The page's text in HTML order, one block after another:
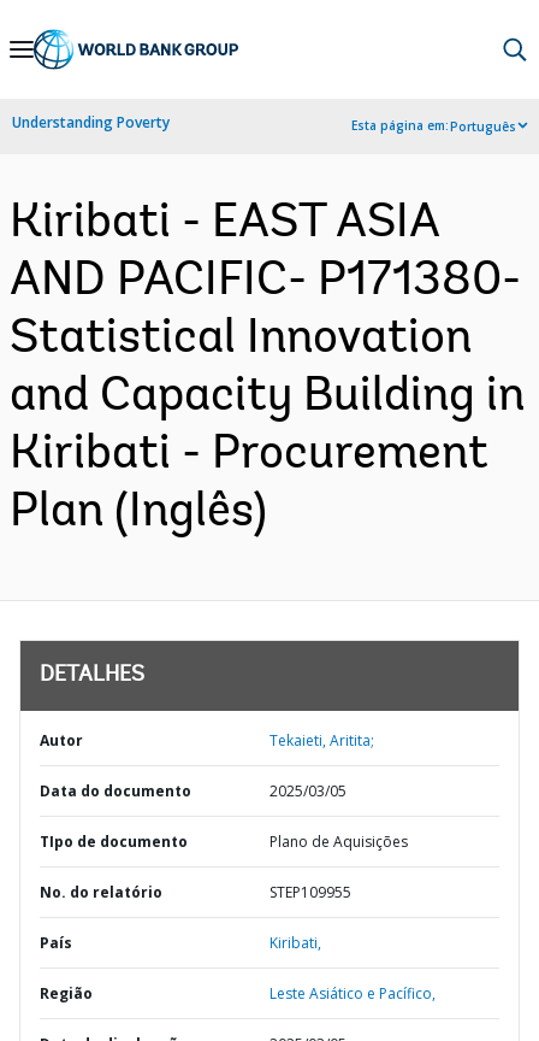
Skip
Navigation
Understanding Poverty Esta página em:Português
Kiribati - EAST ASIA
AND PACIFIC- P171380-
Statistical Innovation
and Capacity Building in
Kiribati - Procurement
Plan (Inglês)
DETALHES
Autor Tekaieti, Aritita;
Data do documento 2025/03/05
TIpo de documento Plano de Aquisições
No. do relatório STEP109955
País Kiribati,
Região Leste Asiático e Pacífico,